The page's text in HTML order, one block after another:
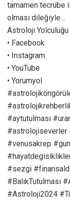
tamamen tecrübe
olması dileğiyle…
Astroloji
• Facebook
• Instagram
• YouTube
• Yorumyol
#aytutulması
#astrolojiseverler
#venusakrep
#sezgi
#BalıkTutulması
#Astroloji2024